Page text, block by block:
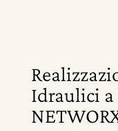
Idraulici a